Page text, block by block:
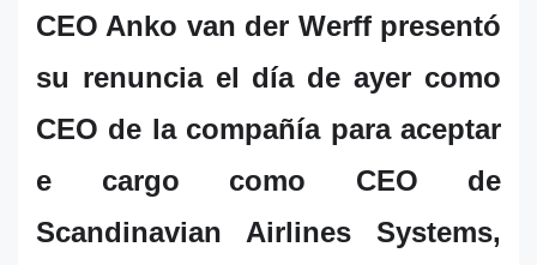
CEO Anko van der Werff presentó
su renuncia el día de ayer como
CEO de la compañía para aceptar
e cargo como CEO de
Scandinavian Airlines Systems,